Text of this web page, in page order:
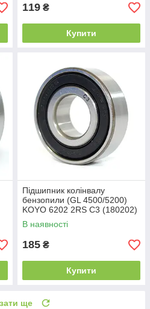
119 ₴
Купити
Підшипник колінвалу
бензопили (GL 4500/5200)
KOYO 6202 2RS C3 (180202)
(15x35x11)
В наявності
185 ₴
Купити
ще